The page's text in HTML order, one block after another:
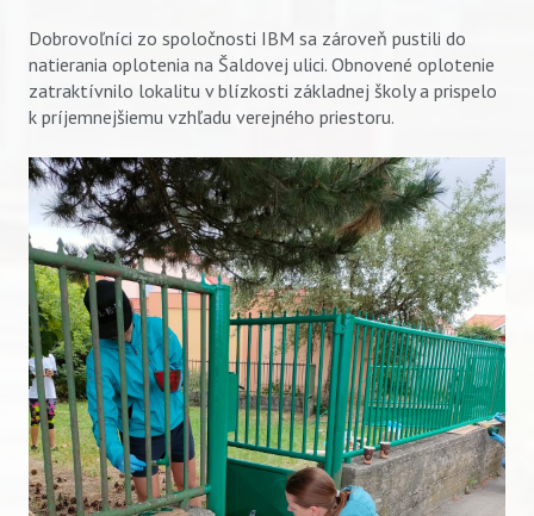
Dobrovoľníci zo spoločnosti IBM sa zároveň pustili do
natierania oplotenia na Šaldovej ulici. Obnovené oplotenie
zatraktívnilo lokalitu v blízkosti základnej školy a prispelo
k príjemnejšiemu vzhľadu verejného priestoru.